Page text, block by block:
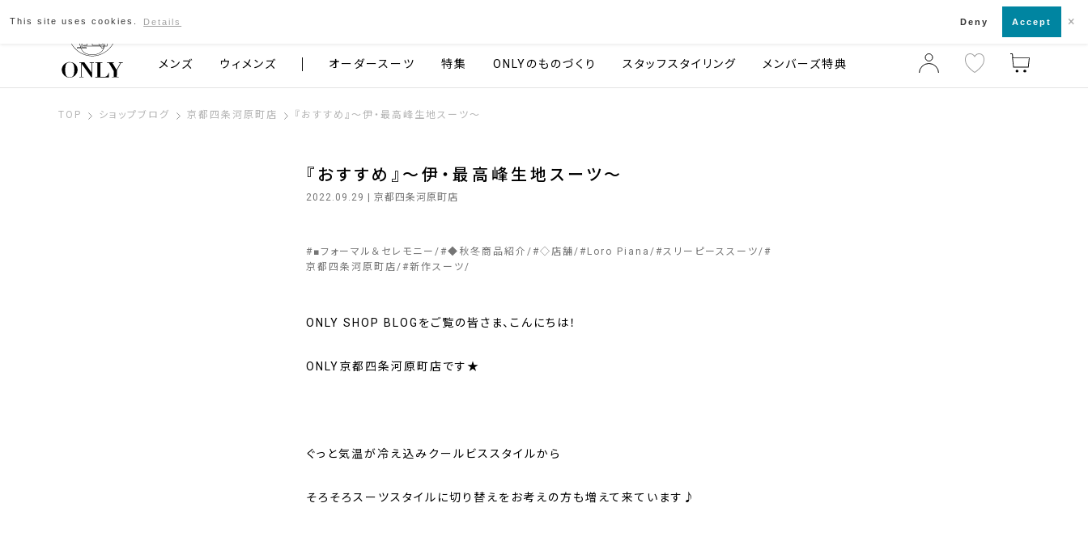
京都発のスーツブランド ONLY 店舗一覧・来店予約
メンズ ウィメンズ オーダースーツ 特集 ONLYのものづくり スタッフスタイリング メンバーズ特典
TOP ショップブログ 京都四条河原町店 『おすすめ』～伊・最高峰生地スーツ～
『おすすめ』～伊・最高峰生地スーツ～
2022.09.29 | 京都四条河原町店
#■フォーマル＆セレモニー #◆秋冬商品紹介 #◇店舗 # Loro Piana #スリーピーススーツ
#
京都四条河原町店
#新作スーツ
ONLY SHOP BLOGをご覧の皆さま、こんにちは！
ONLY京都四条河原町店です★
ぐっと気温が冷え込みクールビススタイルから
そろそろスーツスタイルに切り替えをお考えの方も増えて来ています♪
This site uses cookies. Details Deny Accept ×